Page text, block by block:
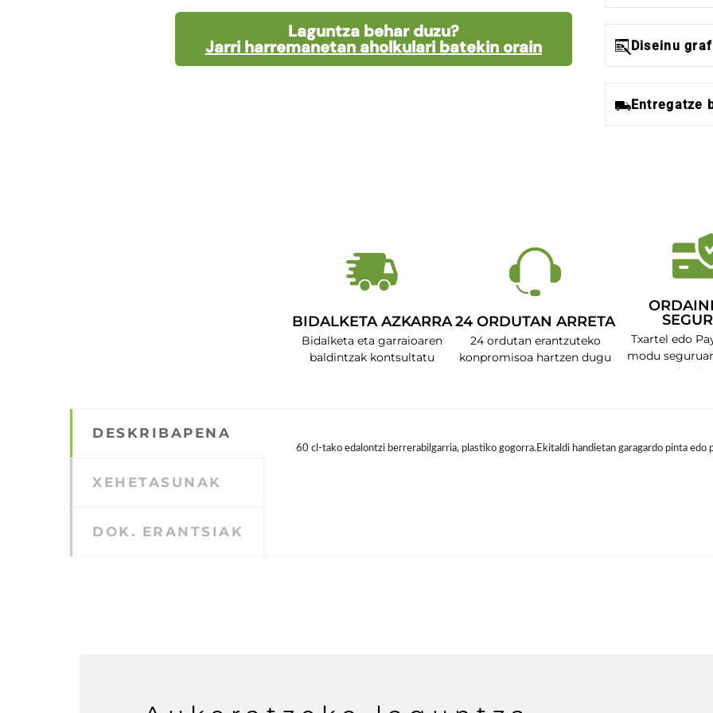
Laguntza behar duzu?
Jarri harremanetan aholkulari batekin orain Diseinu
Entregatze
BIDALKETA AZKARRA
Bidalketa eta garraioaren
baldintzak kontsultatu
24 ORDUTAN ARRETA
24 ordutan erantzuteko
konpromisoa hartzen dugu
Txartel edo
modu
DESKRIBAPENA
XEHETASUNAK
DOK. ERANTSIAK
60 cl-tako edalontzi berrerabilgarria, plastiko gogorra.Ekitaldi handietan garagardo pinta edo